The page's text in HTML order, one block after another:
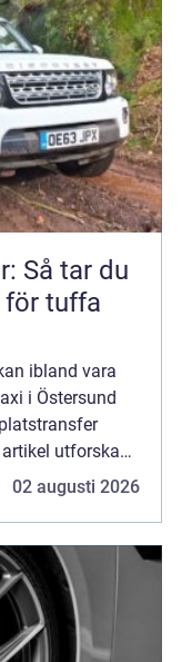
Så tar du
för tuffa
ibland vara
i Östersund
utforskas
02 augusti 2026